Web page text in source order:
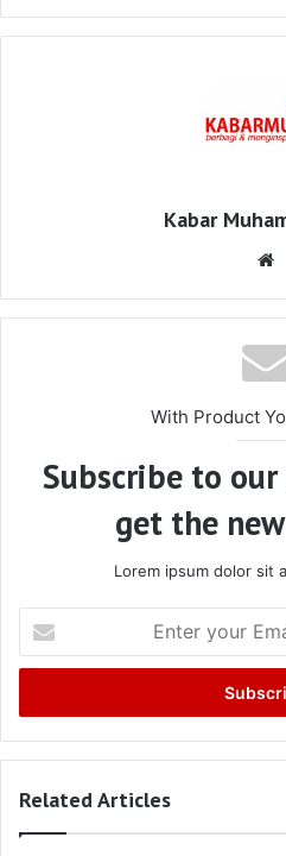
Kabar
With Product
Subscribe to
get the
Lorem ipsum dolor sit
your
Email
Related Articles